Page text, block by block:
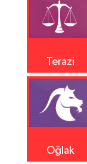
Terazi
Oğlak